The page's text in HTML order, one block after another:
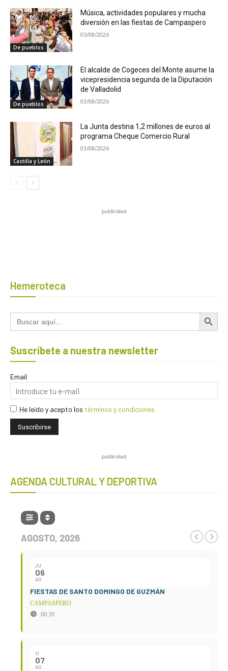
De pueblos
Música, actividades populares y mucha
diversión en las fiestas de Campaspero
05/08/2026
De pueblos
El alcalde de Cogeces del Monte asume la
vicepresidencia segunda de la Diputación
de Valladolid
03/08/2026
Castilla y León
La Junta destina 1,2 millones de euros al
programa Cheque Comercio Rural
03/08/2026
publicidad
Hemeroteca
Buscar: Botón de
Suscríbete a nuestra newsletter
Email
He leído y acepto los términos y condiciones
publicidad
AGENDA CULTURAL Y DEPORTIVA
AGOSTO, 2026
JU
06
AG
FIESTAS DE SANTO DOMINGO DE GUZMÁN
CAMPASPERO
00:30
VI
07
AG